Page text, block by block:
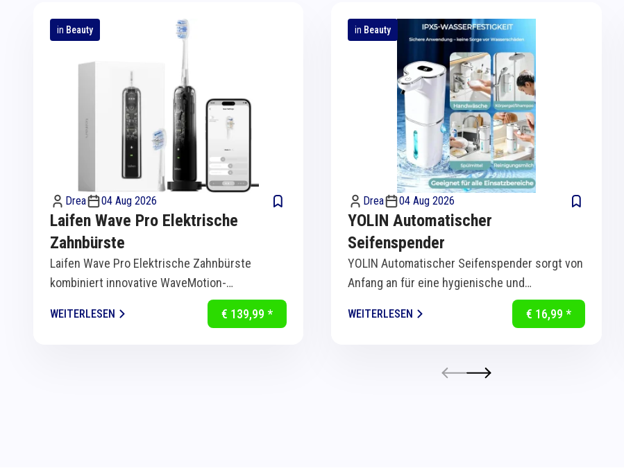
in Beauty
Drea 04 Aug 2026
Laifen Wave Pro Elektrische
Zahnbürste
Laifen Wave Pro Elektrische Zahnbürste
kombiniert innovative WaveMotion-
Technologie mit intelligenter Sensorik für
eine...
WEITERLESEN € 139,99 *
in Beauty
Drea 04 Aug 2026
YOLIN Automatischer
Seifenspender
YOLIN Automatischer Seifenspender sorgt von
Anfang an für eine hygienische und
komfortable Handreinigung in Küche und Bad.
Dank...
WEITERLESEN € 16,99 *